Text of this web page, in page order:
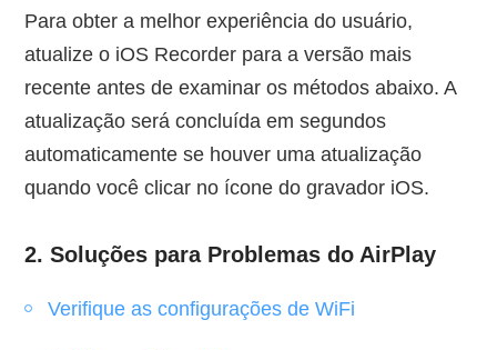
Para obter a melhor experiência do usuário,
atualize o iOS Recorder para a versão mais
recente antes de examinar os métodos abaixo. A
atualização será concluída em segundos
automaticamente se houver uma atualização
quando você clicar no ícone do gravador iOS.
2. Soluções para Problemas do AirPlay
Verifique as configurações de WiFi